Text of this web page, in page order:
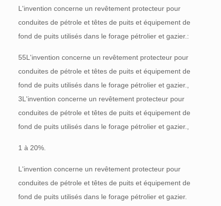
L'invention concerne un revêtement protecteur pour
conduites de pétrole et têtes de puits et équipement de
fond de puits utilisés dans le forage pétrolier et gazier.:
55L'invention concerne un revêtement protecteur pour
conduites de pétrole et têtes de puits et équipement de
fond de puits utilisés dans le forage pétrolier et gazier.,
3L'invention concerne un revêtement protecteur pour
conduites de pétrole et têtes de puits et équipement de
fond de puits utilisés dans le forage pétrolier et gazier.,
1 à 20%.
L'invention concerne un revêtement protecteur pour
conduites de pétrole et têtes de puits et équipement de
fond de puits utilisés dans le forage pétrolier et gazier.